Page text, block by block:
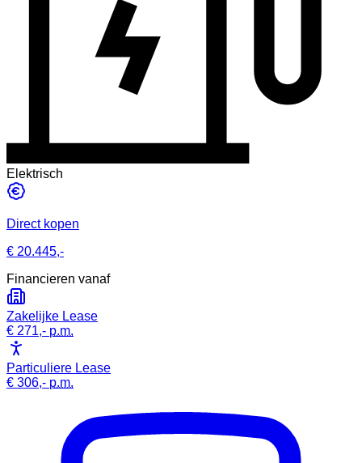
Elektrisch
Direct kopen
€ 20.445,-
Financieren vanaf
Zakelijke Lease
€ 271,- p.m.
Particuliere Lease
€ 306,- p.m.